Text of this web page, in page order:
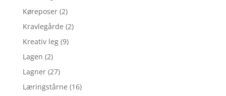
Køreposer (2)
Kravlegårde (2)
Kreativ leg (9)
Lagen (2)
Lagner (27)
Læringstårne (16)